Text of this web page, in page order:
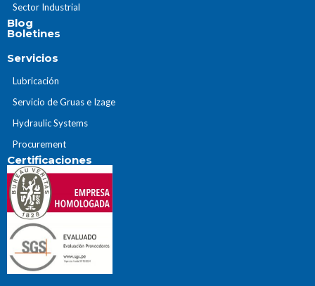
Sector Industrial
Blog
Boletines
Servicios
Lubricación
Servicio de Gruas e Izage
Hydraulic Systems
Procurement
Certificaciones